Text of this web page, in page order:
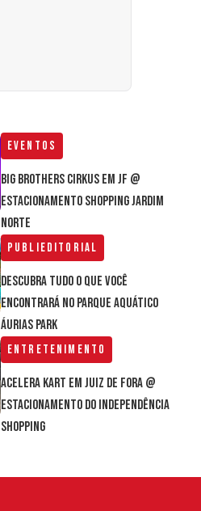
Eventos
Big Brothers Cirkus em JF @
estacionamento Shopping Jardim
Norte
Publieditorial
Descubra tudo o que você
encontrará no parque aquático
Áurias Park
Entretenimento
Acelera Kart em Juiz de Fora @
estacionamento do Independência
Shopping